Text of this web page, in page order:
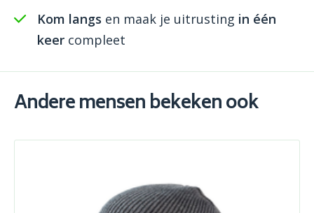
Kom langs en maak je uitrusting in één
keer compleet
Andere mensen bekeken ook